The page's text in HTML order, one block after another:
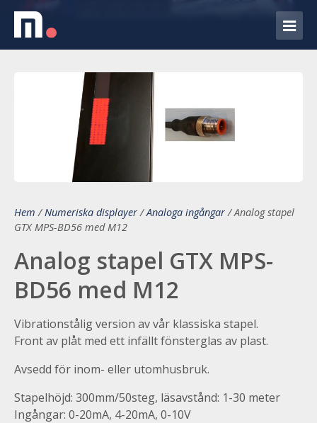
Hem /Numeriska displayer/Analoga ingångar/Analog stapel
GTX MPS-BD56 med M12
Analog stapel GTX MPS-
BD56 med M12
Vibrationstålig version av vår klassiska stapel.
Front av plåt med ett infällt fönsterglas av plast.
Avsedd för inom- eller utomhusbruk.
Stapelhöjd: 300mm/50steg, läsavstånd: 1-30 meter
Ingångar: 0-20mA, 4-20mA, 0-10V